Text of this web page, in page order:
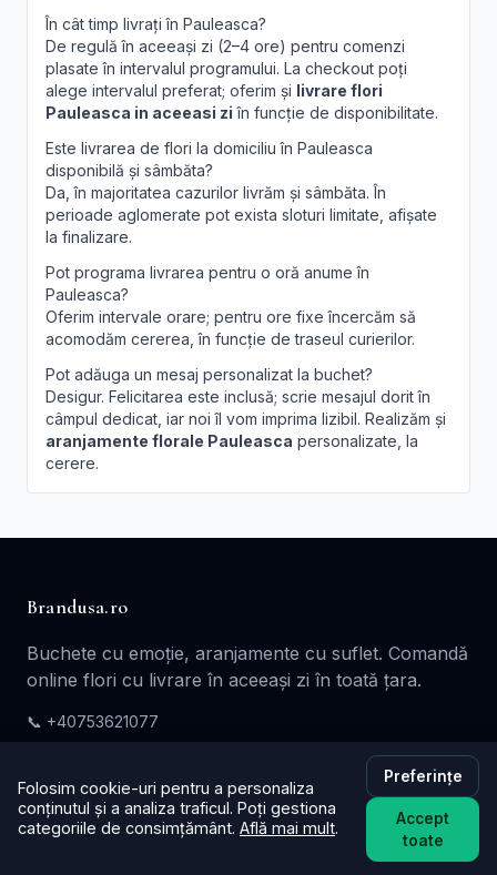
În cât timp livrați în Pauleasca?
De regulă în aceeași zi (2–4 ore) pentru comenzi
plasate în intervalul programului. La checkout poți
alege intervalul preferat; oferim și livrare flori
Pauleasca in aceeasi zi în funcție de disponibilitate.
Este livrarea de flori la domiciliu în Pauleasca
disponibilă și sâmbăta?
Da, în majoritatea cazurilor livrăm și sâmbăta. În
perioade aglomerate pot exista sloturi limitate, afișate
la finalizare.
Pot programa livrarea pentru o oră anume în
Pauleasca?
Oferim intervale orare; pentru ore fixe încercăm să
acomodăm cererea, în funcție de traseul curierilor.
Pot adăuga un mesaj personalizat la buchet?
Desigur. Felicitarea este inclusă; scrie mesajul dorit în
câmpul dedicat, iar noi îl vom imprima lizibil. Realizăm și
aranjamente florale Pauleasca personalizate, la
cerere.
Brandusa.ro
Buchete cu emoție, aranjamente cu suflet. Comandă
online flori cu livrare în aceeași zi în toată țara.
📞 +40753621077
Servicii
Folosim cookie-uri pentru a personaliza
conținutul și a analiza traficul. Poți gestiona
categoriile de consimțământ. Află mai mult.
Preferințe
Accept
toate